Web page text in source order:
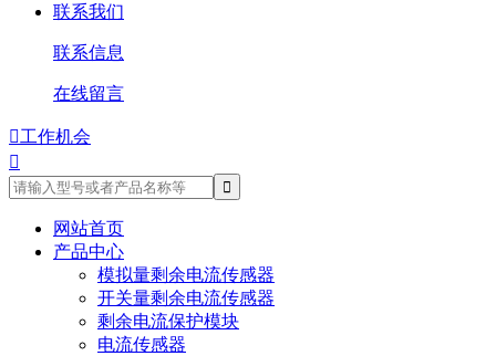
联系我们
联系信息
在线留言
工作机会

网站首页
产品中心
模拟量剩余电流传感器
开关量剩余电流传感器
剩余电流保护模块
电流传感器